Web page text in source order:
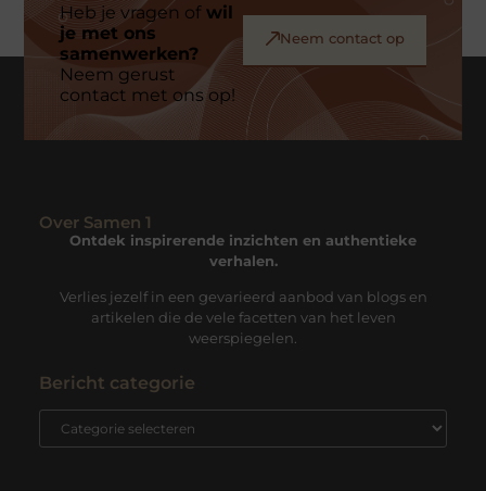
Heb je vragen ofwil
je met ons
samenwerken?
Neem gerust
contact met ons op!
Neem contact op
Over Samen 1
Ontdek inspirerende inzichten en authentieke
verhalen.
Verlies jezelf in een gevarieerd aanbod van blogs en
artikelen die de vele facetten van het leven
weerspiegelen.
Bericht categorie